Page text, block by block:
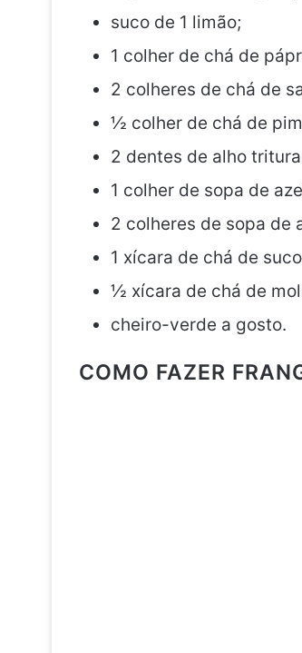
suco de 1 limão;
1 colher de chá de
2 colheres de chá de
½ colher de chá de
2 dentes de alho
1 colher de sopa de
2 colheres de sopa de
1 xícara de chá de
½ xícara de chá de
cheiro-verde a gosto.
COMO FAZER